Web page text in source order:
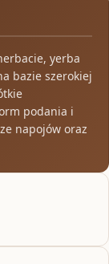
yerba
bazie szerokiej
podania i
napojów oraz